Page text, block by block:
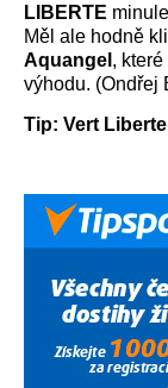
LIBERTE
Měl ale hodně
Aquangel ,
výhodu. (Ondřej
Tip: Vert